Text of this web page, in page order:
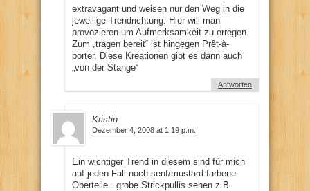
extravagant und weisen nur den Weg in die
jeweilige Trendrichtung. Hier will man
provozieren um Aufmerksamkeit zu erregen.
Zum „tragen bereit“ ist hingegen Prêt-à-
porter. Diese Kreationen gibt es dann auch
„von der Stange“
Antworten
Kristin
Dezember 4, 2008 at 1:19 p.m.
Ein wichtiger Trend in diesem sind für mich
auf jeden Fall noch senf/mustard-farbene
Oberteile.. grobe Strickpullis sehen z.B.